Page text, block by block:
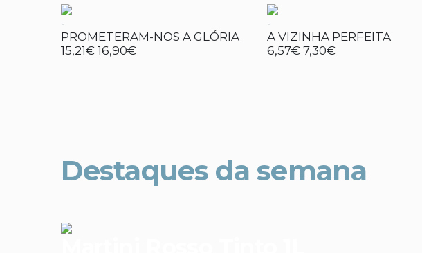
-
PROMETERAM-NOS A GLÓRIA
15,21€ 16,90€
-
A VIZINHA PERFEITA
6,57€ 7,30€
Destaques da semana